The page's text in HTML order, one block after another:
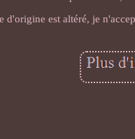
d'origine est altéré, je